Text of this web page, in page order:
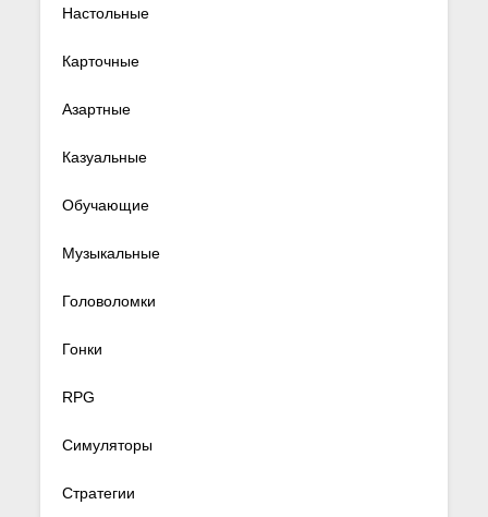
Настольные
Карточные
Азартные
Казуальные
Обучающие
Музыкальные
Головоломки
Гонки
RPG
Симуляторы
Стратегии